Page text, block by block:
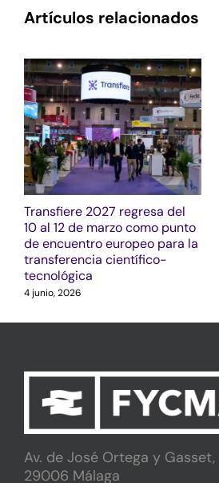
Artículos relacionados
Transfiere 2027 regresa del
10 al 12 de marzo como punto
de encuentro europeo para la
transferencia científico-
tecnológica
4 junio, 2026
Av. de José Ortega y Gasset,
29006 Málaga